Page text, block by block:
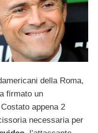
della Roma,
firmato un
appena 2
necessaria per